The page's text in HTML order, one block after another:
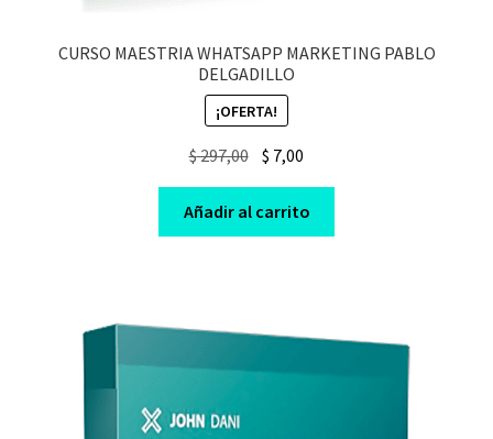
CURSO MAESTRIA WHATSAPP MARKETING PABLO
DELGADILLO
¡OFERTA!
$297,00 Original
price
was:
$ 297,00.
$ 7,00
price
is:
$ 7,00.
Añadir al carrito